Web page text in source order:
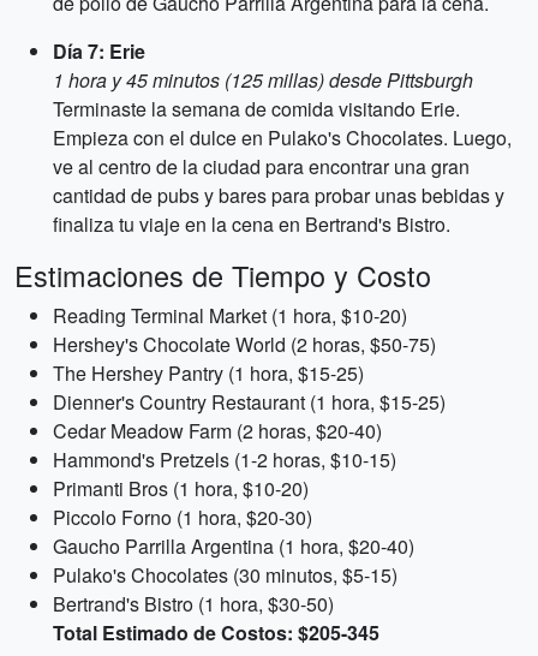
Día 7: Erie
1 hora y 45 minutos (125 millas) desde Pittsburgh
Terminaste la semana de comida visitando Erie.
Empieza con el dulce en Pulako's Chocolates. Luego,
ve al centro de la ciudad para encontrar una gran
cantidad de pubs y bares para probar unas bebidas y
finaliza tu viaje en la cena en Bertrand's Bistro.
Estimaciones de Tiempo y Costo
Reading Terminal Market (1 hora, $10-20)
Hershey's Chocolate World (2 horas, $50-75)
The Hershey Pantry (1 hora, $15-25)
Dienner's Country Restaurant (1 hora, $15-25)
Cedar Meadow Farm (2 horas, $20-40)
Hammond's Pretzels (1-2 horas, $10-15)
Primanti Bros (1 hora, $10-20)
Piccolo Forno (1 hora, $20-30)
Gaucho Parrilla Argentina (1 hora, $20-40)
Pulako's Chocolates (30 minutos, $5-15)
Bertrand's Bistro (1 hora, $30-50)
Total Estimado de Costos: $205-345